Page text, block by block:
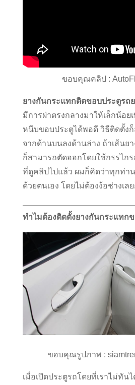
ขอบคุณคลิป :
ยางกันกระแทกติดขอบประตูรถ
มีการผ่าตรงกลางมาให้เล็กน้อย
หนีบขอบประตูได้พอดี วิธีติดตั้ง
จากด้านบนลงด้านล่าง ถ้าเส้นย
ก็สามารถตัดออกโดยใช้กรรไก
ที่ดูคลิปไปแล้ว ผมก็คิดว่าทุกท่า
ด้วยตนเอง โดยไม่ต้องง้อช่างเล
ทำไมต้องติดตั้งยางกันกระแทก
ขอบคุณรูปภาพ :
เมื่อเปิดประตูรถโดยที่เราไม่ทันไ